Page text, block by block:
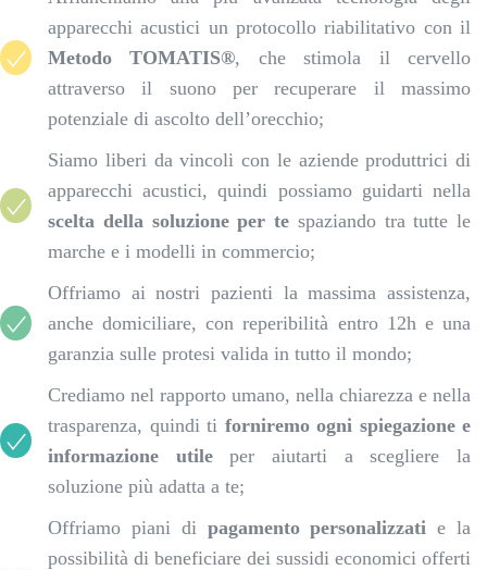
apparecchi acustici un protocollo riabilitativo con il
Metodo TOMATIS®️, che stimola il cervello
attraverso il suono per recuperare il massimo
potenziale di ascolto dell’orecchio;
Siamo liberi da vincoli con le aziende produttrici di
apparecchi acustici, quindi possiamo guidarti nella
scelta della soluzione per te spaziando tra tutte le
marche e i modelli in commercio;
Offriamo ai nostri pazienti la massima assistenza,
anche domiciliare, con reperibilità entro 12h e una
garanzia sulle protesi valida in tutto il mondo;
Crediamo nel rapporto umano, nella chiarezza e nella
trasparenza, quindi ti forniremo ogni spiegazione e
informazione utileper aiutarti a scegliere la
soluzione più adatta a te;
Offriamo piani di pagamento personalizzati e la
possibilità di beneficiare dei sussidi economici offerti